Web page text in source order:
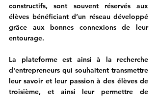
constructifs, sont souvent réservés aux
élèves bénéficiant d’un réseau développé
grâce aux bonnes connexions de leur
entourage.
La plateforme est ainsi à la recherche
d'entrepreneurs qui souhaitent transmettre
leur savoir et leur passion à des élèves de
troisième, et ainsi leur permettre de